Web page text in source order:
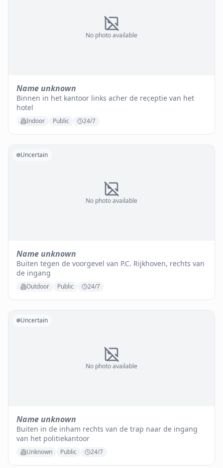
No photo available
Name unknown
Binnen in het kantoor links acher de receptie van het
hotel
Indoor Public 24/7
No photo available
Uncertain
Name unknown
Buiten tegen de voorgevel van P.C. Rijkhoven, rechts van
de ingang
Outdoor Public 24/7
No photo available
Uncertain
Name unknown
Buiten in de inham rechts van de trap naar de ingang
van het politiekantoor
Unknown Public 24/7